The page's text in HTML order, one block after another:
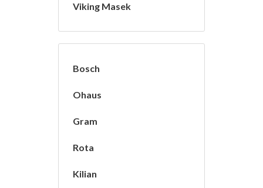
Viking Masek
Bosch
Ohaus
Gram
Rota
Kilian